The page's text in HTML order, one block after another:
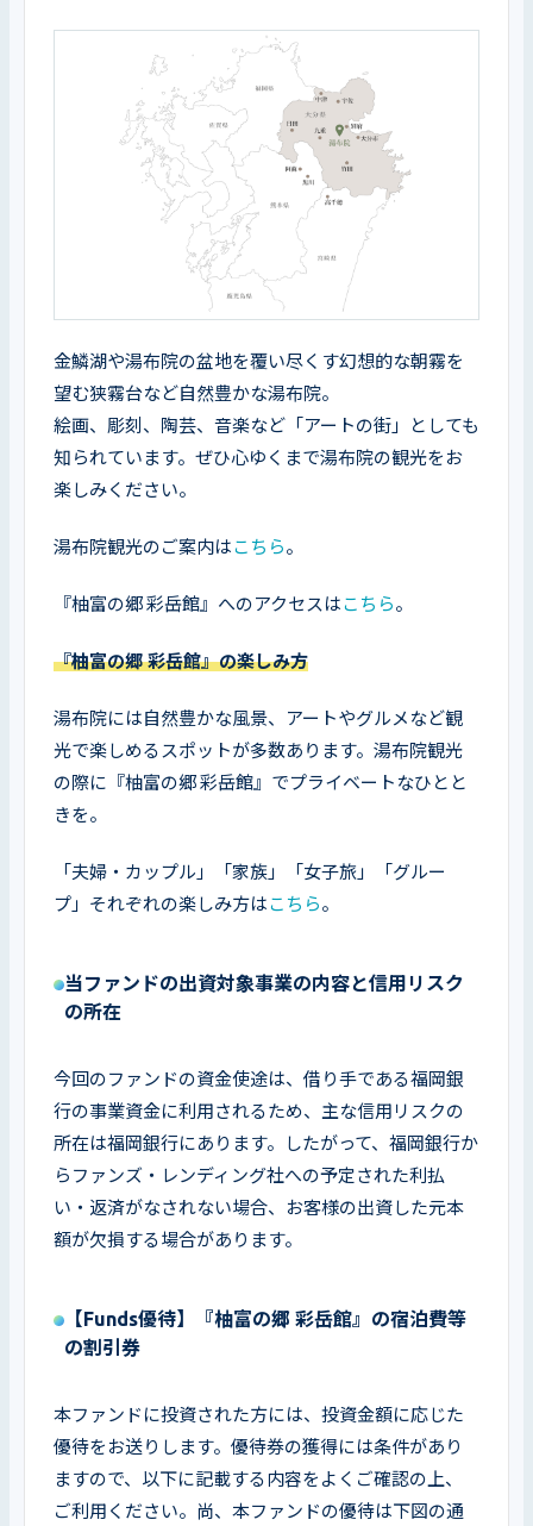
金鱗湖や湯布院の盆地を覆い尽くす幻想的な朝霧を
望む狭霧台など自然豊かな湯布院。
絵画、彫刻、陶芸、音楽など「アートの街」としても
知られています。ぜひ心ゆくまで湯布院の観光をお
楽しみください。
湯布院観光のご案内はこちら。
『柚富の郷 彩岳館』へのアクセスはこちら。
『柚富の郷 彩岳館』の楽しみ方
湯布院には自然豊かな風景、アートやグルメなど観
光で楽しめるスポットが多数あります。湯布院観光
の際に『柚富の郷 彩岳館』でプライベートなひとと
きを。
「夫婦・カップル」「家族」「女子旅」「グルー
プ」それぞれの楽しみ方はこちら。
当ファンドの出資対象事業の内容と信用リスク
の所在
今回のファンドの資金使途は、借り手である福岡銀
行の事業資金に利用されるため、主な信用リスクの
所在は福岡銀行にあります。したがって、福岡銀行か
らファンズ・レンディング社への予定された利払
い・返済がなされない場合、お客様の出資した元本
額が欠損する場合があります。
【Funds優待】『柚富の郷 彩岳館』の宿泊費等
の割引券
本ファンドに投資された方には、投資金額に応じた
優待をお送りします。優待券の獲得には条件があり
ますので、以下に記載する内容をよくご確認の上、
ご利用ください。尚、本ファンドの優待は下図の通